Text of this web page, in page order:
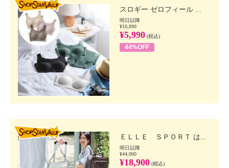
スロギー ゼロフィール ...
明日以降
¥10,890
¥5,990 (税込)
44%OFF
ＥＬＬＥ ＳＰＯＲＴ は...
明日以降
¥44,000
¥18,900 (税込)